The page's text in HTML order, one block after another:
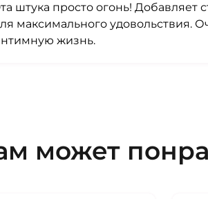
штука просто огонь! Добавляет
максимального удовольствия.
жизнь.
может